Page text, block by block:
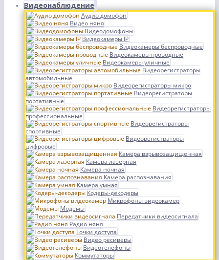
Видеонаблюдение
Аудио домофон
Видео няня
Видеодомофоны
Видеокамеры IP
Видеокамеры беспроводные
Видеокамеры проводные
Видеокамеры уличные
Видеорегистраторы
автомобильные
Видеорегистраторы микро
Видеорегистраторы
портативные
Видеорегистраторы
профессиональные
Видеорегистраторы
спортивные
Видеорегистраторы
цифровые
Камера взрывозащищенная
Камера лазерная
Камера ночная
Камера распознавания
Камера умная
Кодеры-декодеры
Микрофоны видеокамер
Модемы
Передатчики видеосигнала
Радио няня
Точки доступа
Видео ресиверы
Видеотелефоны
Коммутаторы